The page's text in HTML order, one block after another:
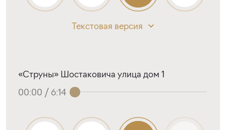
Текстовая версия
«Струны» Шостаковича улица дом 1
00:00 / 6:14